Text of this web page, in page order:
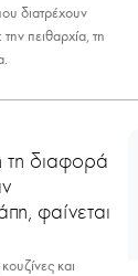
διατρέχουν
πειθαρχία, τη
τη διαφορά
φαίνεται
και